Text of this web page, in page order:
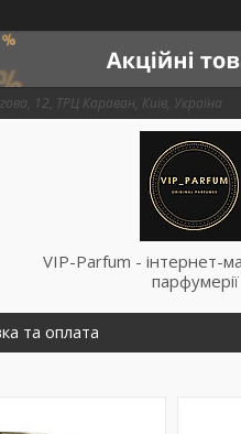
12, ТРЦ Караван, Київ, Україна
VIP-Parfum - інтернет-
парфумерії
та оплата